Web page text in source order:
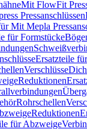
Mit FlowFit
Pressanschlüssen
Mit Mepla
für Formstücke
Ersatzteile
Verschlüsse
Reduktionen
Rohrschellen
Reduktionen
für Abzweige